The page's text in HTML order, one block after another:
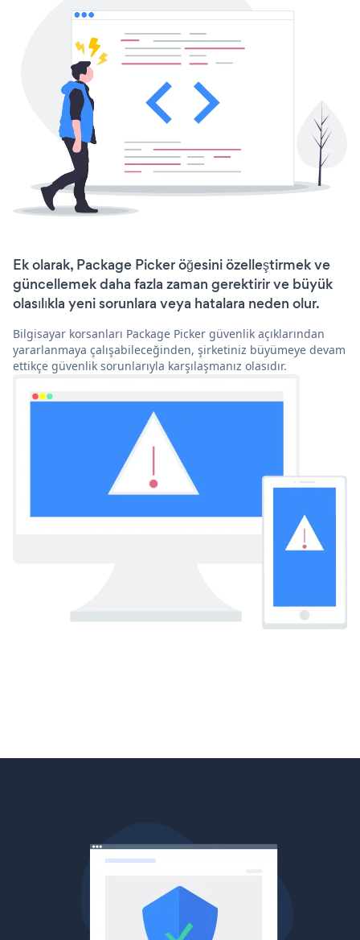
Ek olarak, Package Picker öğesini özelleştirmek ve
güncellemek daha fazla zaman gerektirir ve büyük
olasılıkla yeni sorunlara veya hatalara neden olur.
Bilgisayar korsanları Package Picker güvenlik açıklarından
yararlanmaya çalışabileceğinden, şirketiniz büyümeye devam
ettikçe güvenlik sorunlarıyla karşılaşmanız olasıdır.